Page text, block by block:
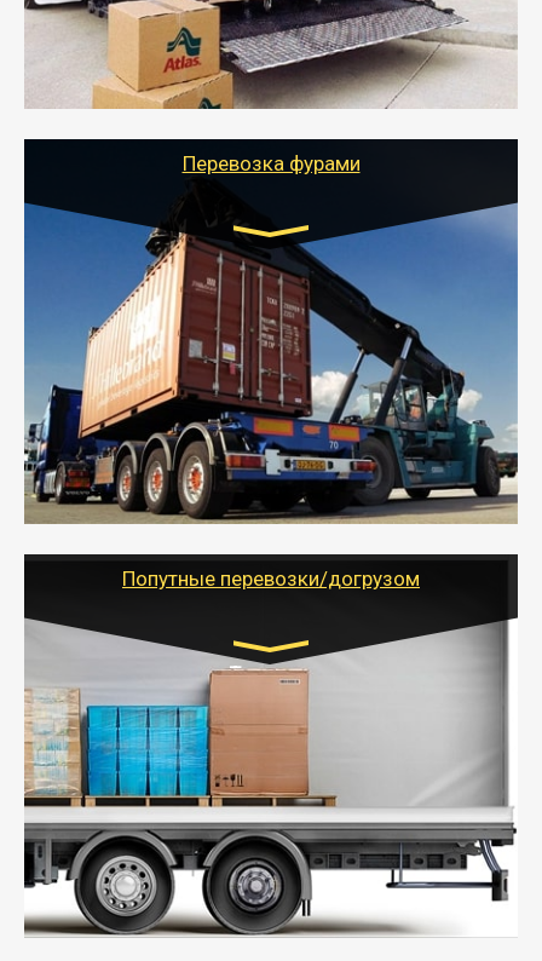
стоимости).
- Тайгер Логистик подберет автотранспорт, быстро и
качественно организует переезд к новому месту
службы или работы с гарантией сохранности груза и
оформлением документов, подтверждающих
Перевозка фурами
Транспорт:
Еврофура Тент от 5 до 10 тонн
грузоподъемность
от 10 000 руб. Возможен догруз
- Доставка фурой до 20 т возможна для больших
объемов грузов, упакованных в коробки, мешки,
паллеты и россыпью в самые отдаленные места
России с гарантией полной сохранности.
- Тайгер Логистик предоставляет услуги по
грузоперевозкам для физических и юридических лиц
Попутные перевозки/догрузом
Транспорт:
Газель (1,5 и 3 тонны), Бычок, Еврофура от 5 до
10 тонн
от 5000 руб. Возможен догруз
- Экономный способ доставить вещи от 200 кг в
другой город - догрузом или попутно. Попутные
грузоперевозки для физлиц, ИП и юрлиц обходятся
дешевле.
- Тайгер Логистик организует доставку
крупногабаритных и личных вещей по нужному